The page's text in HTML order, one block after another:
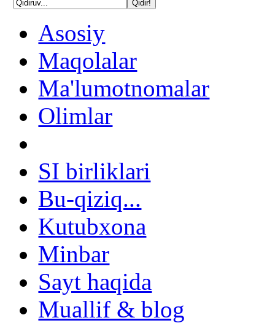
Asosiy
Maqolalar
Ma'lumotnomalar
Olimlar
SI birliklari
Bu-qiziq...
Kutubxona
Minbar
Sayt haqida
Muallif & blog